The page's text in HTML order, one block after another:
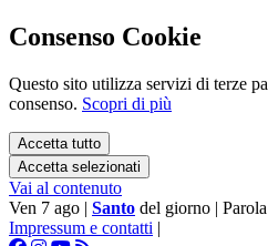
Consenso Cookie
Questo sito utilizza servizi di terze
consenso. Scopri di più
Accetta tutto
Accetta selezionati
Vai al contenuto
Ven 7 ago | Santo del giorno |
Impressum e contatti |